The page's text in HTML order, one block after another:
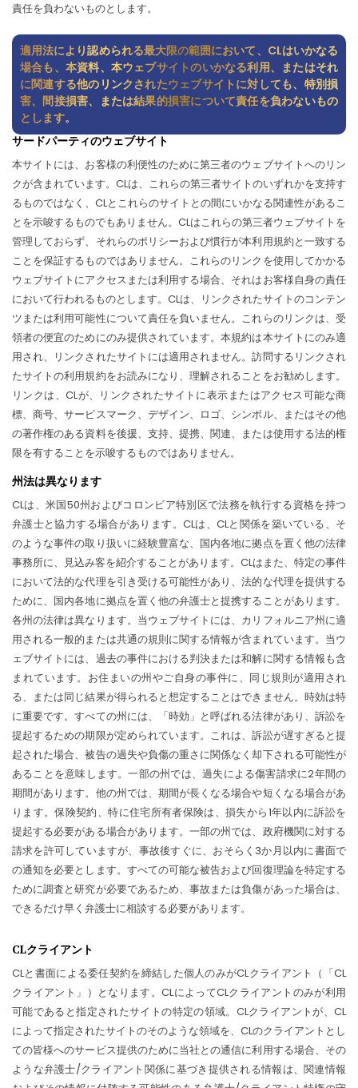
責任を負わないものとします。
適用法により認められる最大限の範囲において、CLはいかなる
場合も、本資料、本ウェブサイトのいかなる利用、またはそれ
に関連する他のリンクされたウェブサイトに対しても、特別損
害、間接損害、または結果的損害について責任を負わないもの
とします。
サードパーティのウェブサイト
本サイトには、お客様の利便性のために第三者のウェブサイトへのリン
クが含まれています。CLは、これらの第三者サイトのいずれかを支持す
るものではなく、CLとこれらのサイトとの間にいかなる関連性があるこ
とを示唆するものでもありません。CLはこれらの第三者ウェブサイトを
管理しておらず、それらのポリシーおよび慣行が本利用規約と一致する
ことを保証するものではありません。これらのリンクを使用してかかる
ウェブサイトにアクセスまたは利用する場合、それはお客様自身の責任
において行われるものとします。CLは、リンクされたサイトのコンテン
ツまたは利用可能性について責任を負いません。これらのリンクは、受
領者の便宜のためにのみ提供されています。本規約は本サイトにのみ適
用され、リンクされたサイトには適用されません。訪問するリンクされ
たサイトの利用規約をお読みになり、理解されることをお勧めします。
リンクは、CLが、リンクされたサイトに表示またはアクセス可能な商
標、商号、サービスマーク、デザイン、ロゴ、シンボル、またはその他
の著作権のある資料を後援、支持、提携、関連、または使用する法的権
限を有することを示唆するものではありません。
州法は異なります
CLは、米国50州およびコロンビア特別区で法務を執行する資格を持つ
弁護士と協力する場合があります。CLは、CLと関係を築いている、そ
のような事件の取り扱いに経験豊富な、国内各地に拠点を置く他の法律
事務所に、見込み客を紹介することがあります。CLはまた、特定の事件
において法的な代理を引き受ける可能性があり、法的な代理を提供する
ために、国内各地に拠点を置く他の弁護士と提携することがあります。
各州の法律は異なります。当ウェブサイトには、カリフォルニア州に適
用される一般的または共通の規則に関する情報が含まれています。当ウ
ェブサイトには、過去の事件における判決または和解に関する情報も含
まれています。お住まいの州やご自身の事件に、同じ規則が適用され
る、または同じ結果が得られると想定することはできません。時効は特
に重要です。すべての州には、「時効」と呼ばれる法律があり、訴訟を
提起するための期限が定められています。これは、訴訟が遅すぎると提
起された場合、被告の過失や負傷の重さに関係なく却下される可能性が
あることを意味します。一部の州では、過失による傷害請求に2年間の
期間があります。他の州では、期間が長くなる場合や短くなる場合があ
ります。保険契約、特に住宅所有者保険は、損失から1年以内に訴訟を
提起する必要がある場合があります。一部の州では、政府機関に対する
請求を許可していますが、事故後すぐに、おそらく3か月以内に書面で
の通知を必要とします。すべての可能な被告および回復理論を特定する
ために調査と研究が必要であるため、事故または負傷があった場合は、
できるだけ早く弁護士に相談する必要があります。
CLクライアント
CLと書面による委任契約を締結した個人のみがCLクライアント（「CL
クライアント」）となります。CLによってCLクライアントのみが利用
可能であると指定されたサイトの特定の領域。CLクライアントが、CL
によって指定されたサイトのそのような領域を、CLのクライアントとし
ての皆様へのサービス提供のために当社との通信に利用する場合、その
ような弁護士/クライアント関係に基づき提供される情報は、関連情報